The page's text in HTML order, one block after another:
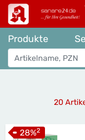
Produkte
20
28%2